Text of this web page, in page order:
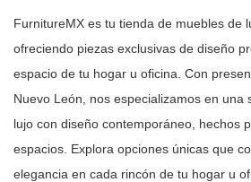
FurnitureMX es tu tienda de muebles de
ofreciendo piezas exclusivas de diseño
espacio de tu hogar u oficina. Con
Nuevo León, nos especializamos en una
lujo con diseño contemporáneo, hechos
espacios. Explora opciones únicas que
elegancia en cada rincón de tu hogar u